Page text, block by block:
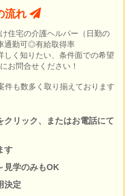
流れ
住宅の介護ヘルパー（日勤の
通勤可◎有給取得率
く知りたい、条件面での希望
お問合せください！
件も数多く取り揃えております
クリック、またはお電話にて
す
見学のみもOK
決定